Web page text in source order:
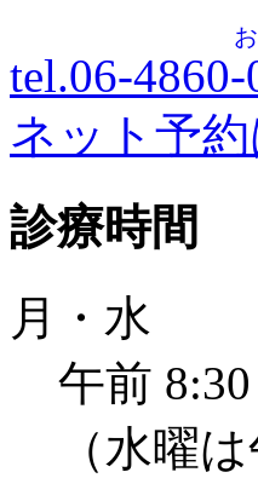
tel.06-4860-
ネット予
診療時間
月・水
午前
（水曜